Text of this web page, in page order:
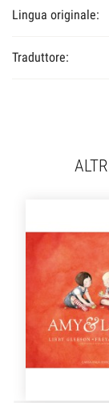
Lingua originale:
Traduttore: